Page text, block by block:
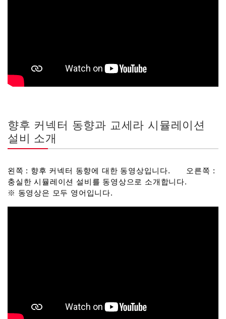
향후 커넥터 동향과 교세라 시뮬레이션
설비 소개
왼쪽 : 향후 커넥터 동향에 대한 동영상입니다. 오른쪽 :
충실한 시뮬레이션 설비를 동영상으로 소개합니다.
※ 동영상은 모두 영어입니다.